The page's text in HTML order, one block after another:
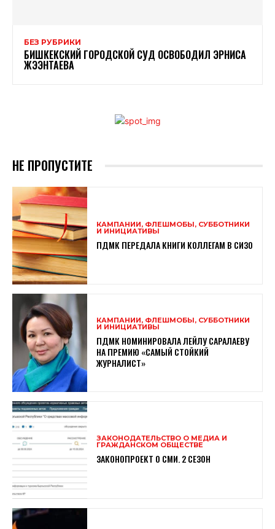
БЕЗ РУБРИКИ
БИШКЕКСКИЙ ГОРОДСКОЙ СУД ОСВОБОДИЛ ЭРНИСА
ЖЭЭНТАЕВА
НЕ ПРОПУСТИТЕ
КАМПАНИИ, ФЛЕШМОБЫ, СУББОТНИКИ
И ИНИЦИАТИВЫ
ПДМК ПЕРЕДАЛА КНИГИ КОЛЛЕГАМ В СИЗО
КАМПАНИИ, ФЛЕШМОБЫ, СУББОТНИКИ
И ИНИЦИАТИВЫ
ПДМК НОМИНИРОВАЛА ЛЕЙЛУ САРАЛАЕВУ
НА ПРЕМИЮ «САМЫЙ СТОЙКИЙ
ЖУРНАЛИСТ»
ЗАКОНОДАТЕЛЬСТВО О МЕДИА И
ГРАЖДАНСКОМ ОБЩЕСТВЕ
ЗАКОНОПРОЕКТ О СМИ. 2 СЕЗОН